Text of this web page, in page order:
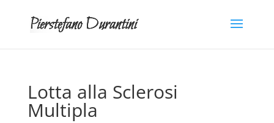
Lotta alla Sclerosi
Multipla